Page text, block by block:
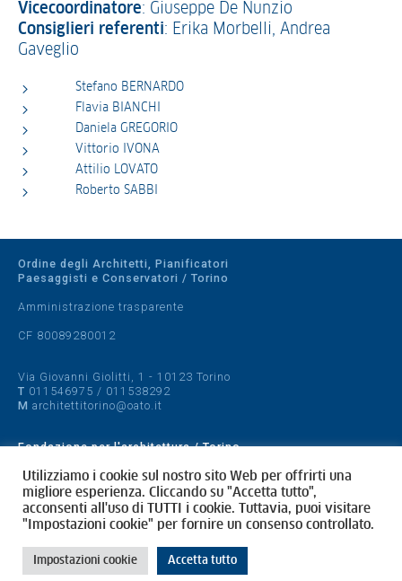
Vicecoordinatore: Giuseppe De Nunzio
Consiglieri referenti: Erika Morbelli, Andrea
Gaveglio
Stefano BERNARDO
Flavia BIANCHI
Daniela GREGORIO
Vittorio IVONA
Attilio LOVATO
Roberto SABBI
Ordine degli Architetti, Pianificatori
Paesaggisti e Conservatori / Torino
Amministrazione trasparente
CF 80089280012
Via Giovanni Giolitti, 1 - 10123 Torino
T 011546975 / 011538292
M architettitorino@oato.it
Fondazione per l'architettura / Torino
Designed by quattrolinee.it
Cookie Policy
Privacy Policy
Utilizziamo i cookie sul nostro sito Web per offrirti una
migliore esperienza. Cliccando su "Accetta tutto",
acconsenti all'uso di TUTTI i cookie. Tuttavia, puoi visitare
"Impostazioni cookie" per fornire un consenso controllato.
Impostazioni cookie Accetta tutto